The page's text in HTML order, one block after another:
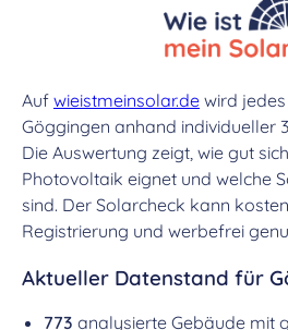
Auf wieistmeinsolar.de wird
Göggingen anhand individueller
Die Auswertung zeigt, wie gut
Photovoltaik eignet und welche
sind. Der Solarcheck kann
Registrierung und werbefrei
Aktueller Datenstand für
773 analysierte Gebäude mit